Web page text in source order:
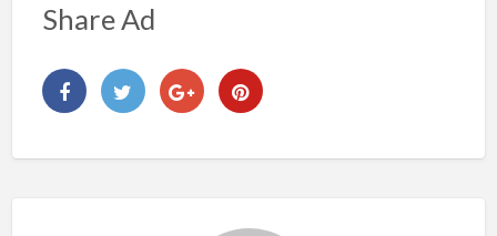
Share Ad